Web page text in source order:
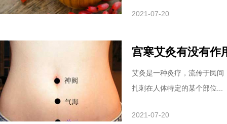
2021-07-20
宫寒艾灸有没有作
艾灸是一种灸疗，流传于民
扎刺在人体特定的某个部位...
2021-07-20